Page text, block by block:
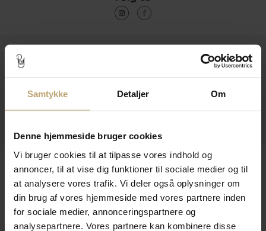
Samtykke Detaljer Om
Denne hjemmeside bruger cookies
Vi bruger cookies til at tilpasse vores indhold og
annoncer, til at vise dig funktioner til sociale medier og til
at analysere vores trafik. Vi deler også oplysninger om
din brug af vores hjemmeside med vores partnere inden
for sociale medier, annonceringspartnere og
analysepartnere. Vores partnere kan kombinere disse
Kontakt
Information
Leveringsmuligheder
Betalingsmuligheder